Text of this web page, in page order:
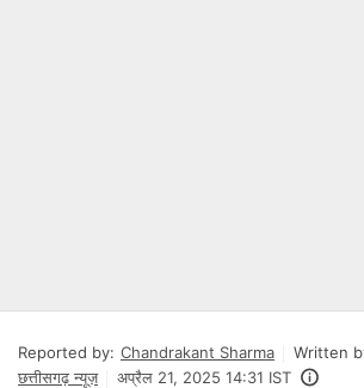
Reported by: Chandrakant Sharma Written
छत्तीसगढ़ न्यूज़
अप्रैल 21, 2025 14:31 IST